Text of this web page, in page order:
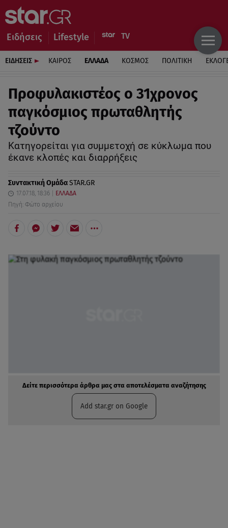
Ειδήσεις Lifestyle
ΕΙΔΗΣΕΙΣ ΚΑΙΡΟΣ ΕΛΛΑΔΑ ΚΟΣΜΟΣ ΠΟΛΙΤΙΚΗ
Προφυλακιστέος ο 31χρονος
παγκόσμιος πρωταθλητής
τζούντο
Κατηγορείται για συμμετοχή σε κύκλωμα που
έκανε κλοπές και διαρρήξεις
Συντακτική ΟμάδαSTAR.GR
17.07.18, 18:36
ΕΛΛΑΔΑ
Πηγή: Φώτο αρχείου
Δείτε περισσότερα άρθρα μας στα αποτελέσματα αναζήτησης
Add star.gr on Google